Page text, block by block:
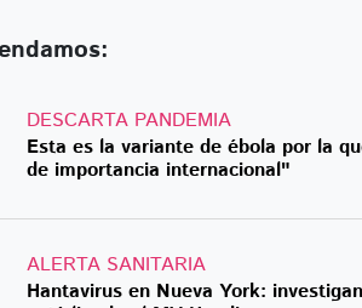
DESCARTA PANDEMIA
Esta es la variante de ébola por la
de importancia internacional"
ALERTA SANITARIA
Hantavirus en Nueva York: